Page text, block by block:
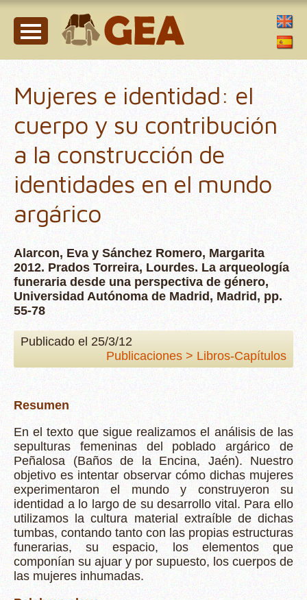
Mujeres e identidad: el
cuerpo y su contribución
a la construcción de
identidades en el mundo
argárico
Alarcon, Eva y Sánchez Romero, Margarita
2012. Prados Torreira, Lourdes. La arqueología
funeraria desde una perspectiva de género,
Universidad Autónoma de Madrid, Madrid, pp.
55-78
Publicado el 25/3/12
Publicaciones > Libros-Capítulos
Resumen
En el texto que sigue realizamos el análisis de las
sepulturas femeninas del poblado argárico de
Peñalosa (Baños de la Encina, Jaén). Nuestro
objetivo es intentar observar cómo dichas mujeres
experimentaron el mundo y construyeron su
identidad a lo largo de su desarrollo vital. Para ello
utilizamos la cultura material extraíble de dichas
tumbas, contando tanto con las propias estructuras
funerarias, su espacio, los elementos que
componían su ajuar y por supuesto, los cuerpos de
las mujeres inhumadas.